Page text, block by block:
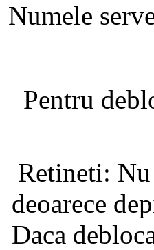
Numele
Pentru
Retineti: Nu
deoarece
Daca